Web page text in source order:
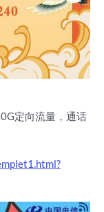
定向流量，通话